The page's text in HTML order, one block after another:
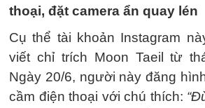
thoại, đặt camera ẩn quay lén
Cụ thể tài khoản Instagram
viết chỉ trích Moon Taeil từ
Ngày 20/6, người này đăng
cầm điện thoại với chú thích: